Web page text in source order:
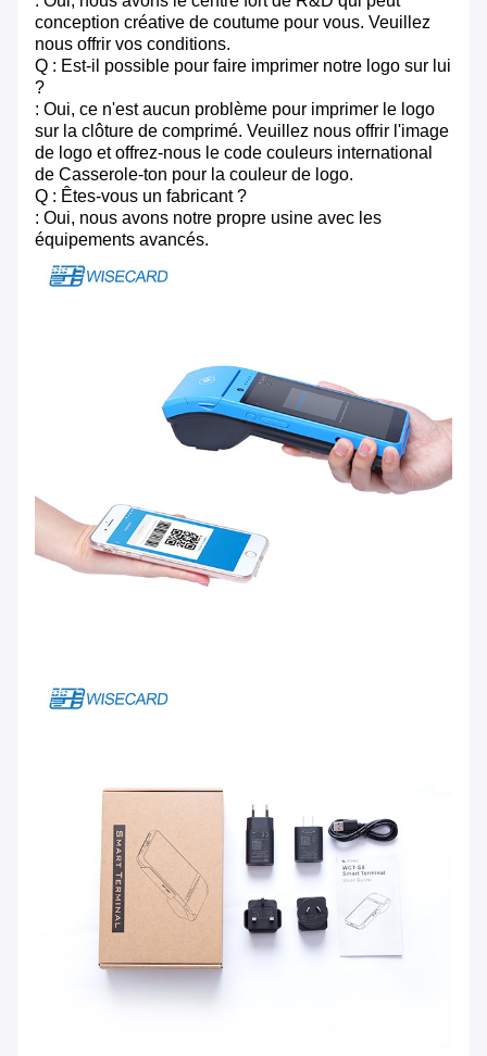
conception créative de coutume pour vous. Veuillez
nous offrir vos conditions.
Q : Est-il possible pour faire imprimer notre logo sur lui
?
: Oui, ce n'est aucun problème pour imprimer le logo
sur la clôture de comprimé. Veuillez nous offrir l'image
de logo et offrez-nous le code couleurs international
de Casserole-ton pour la couleur de logo.
Q : Êtes-vous un fabricant ?
: Oui, nous avons notre propre usine avec les
équipements avancés.